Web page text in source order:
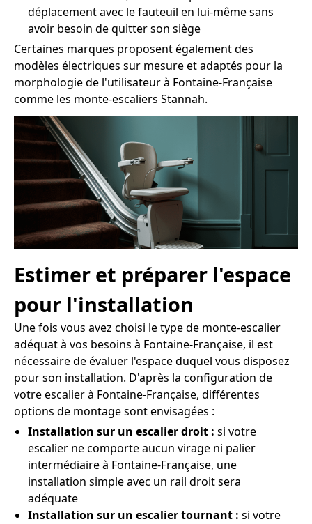
déplacement avec le fauteuil en lui-même sans
avoir besoin de quitter son siège
Certaines marques proposent également des
modèles électriques sur mesure et adaptés pour la
morphologie de l'utilisateur à Fontaine-Française
comme les monte-escaliers Stannah.
Estimer et préparer l'espace
pour l'installation
Une fois vous avez choisi le type de monte-escalier
adéquat à vos besoins à Fontaine-Française, il est
nécessaire de évaluer l'espace duquel vous disposez
pour son installation. D'après la configuration de
votre escalier à Fontaine-Française, différentes
options de montage sont envisagées :
Installation sur un escalier droit : si votre
escalier ne comporte aucun virage ni palier
intermédiaire à Fontaine-Française, une
installation simple avec un rail droit sera
adéquate
Installation sur un escalier tournant : si votre